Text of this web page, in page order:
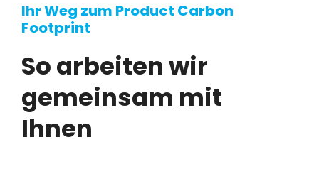
Ihr Weg zum Product Carbon
Footprint
So arbeiten wir
gemeinsam mit
Ihnen